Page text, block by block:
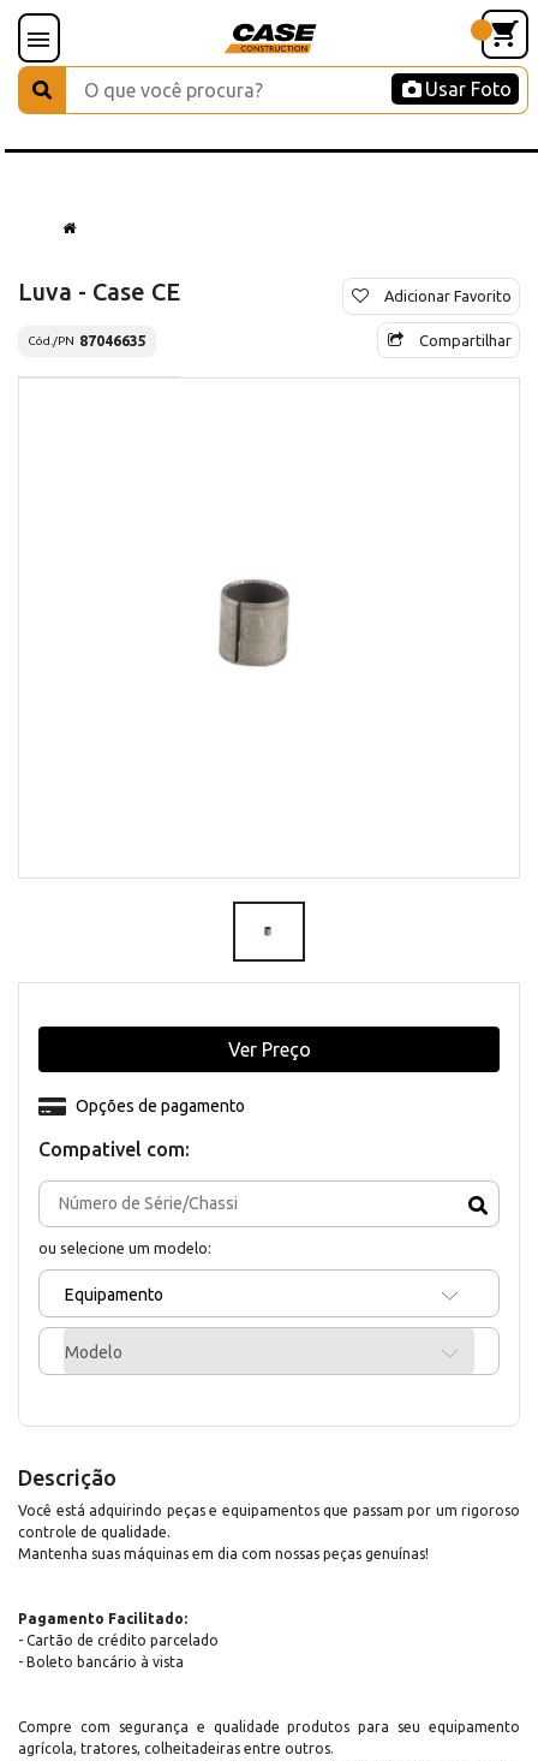
Usar Foto
Luva - Case CE
Cód./PN 87046635
Adicionar Favorito
Compartilhar
Compativel com:
ou selecione um modelo:
Equipamento
Modelo
Opções de pagamento
Ver Preço
Descrição
Você está adquirindo peças e equipamentos que passam por um rigoroso
controle de qualidade.
Mantenha suas máquinas em dia com nossas peças genuínas!
Pagamento Facilitado:
- Cartão de crédito parcelado
- Boleto bancário à vista
Compre com segurança e qualidade produtos para seu equipamento
agrícola, tratores, colheitadeiras entre outros.